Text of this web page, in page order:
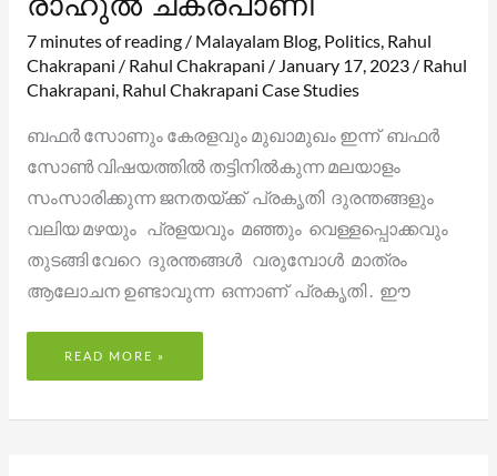
7 minutes of reading/ Malayalam Blog, Politics, Rahul
Chakrapani / Rahul Chakrapani / January 17, 2023 / Rahul
Chakrapani, Rahul Chakrapani Case Studies
ബഫർ സോണും കേരളവും മുഖാമുഖം ഇന്ന് ബഫർ
സോൺ വിഷയത്തിൽ തട്ടിനിൽകുന്ന മലയാളം
സംസാരിക്കുന്ന ജനതയ്ക്ക് പ്രകൃതി ദുരന്തങ്ങളും
വലിയ മഴയും പ്രളയവും മഞ്ഞും വെള്ളപ്പൊക്കവും
തുടങ്ങി വേറെ ദുരന്തങ്ങൾ വരുമ്പോൾ മാത്രം
ആലോചന ഉണ്ടാവുന്ന ഒന്നാണ് പ്രകൃതി . ഈ
READ MORE »